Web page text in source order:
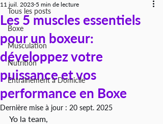
Tous les posts
Boxe
Musculation
Nutrition
Entraînement à Domicile
Les 5 muscles essentiels
pour un boxeur:
développez votre
puissance et vos
performance en Boxe
11 juil. 2023 5 min de lecture
Dernière mise à jour : 20 sept. 2025
Yo la team,